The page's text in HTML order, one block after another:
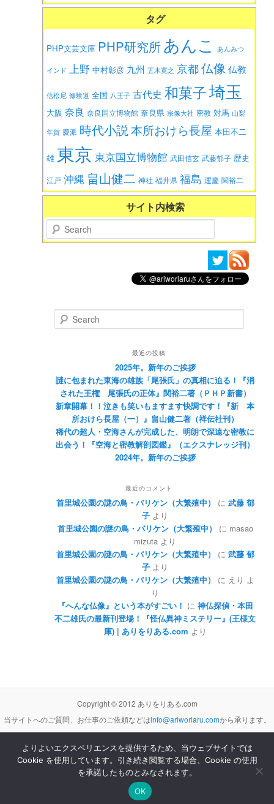
タグ
PHP文芸文庫 PHP研究所あんこ あんみつ
インド 上野 中村彰彦 九州 五木寛之 京都仏像 仏教
信松尼 修験道 全国 八王子 古代史 和菓子埼玉
大阪 奈良 奈良国立博物館 奈良県 宗像大社 密教 対馬 山梨
年賀 慶派 時代小説本所おけら長屋 本田不二
雄 東京 東京国立博物館 武田信玄 武藤郁子 歴史
江戸 沖縄 畠山健二 神社 福井県 福島 運慶 関裕二
サイト内検索
Search
Search
最近の投稿
2025年。新年のご挨拶
謎に包まれた東海の雄族「尾張氏」の真相に迫る！『消
された王権 尾張氏の正体』関裕二著（ＰＨＰ新書）
新章開幕！！泣きも笑いもますます快調です！『新 本
所おけら長屋（一）』畠山健二著（祥伝社刊）
稀代の超人・空海さんが完成した、明朗で深遠な密教に
出会う！『空海と密教解剖図鑑』（エクスナレッジ刊）
2024年。新年のご挨拶
最近のコメント
首里城公園の謎の鳥・バリケン（大繁殖中） に 武藤 郁
子 より
首里城公園の謎の鳥・バリケン（大繁殖中）
に masao
mizuta より
首里城公園の謎の鳥・バリケン（大繁殖中）
に 武藤 郁
子 より
首里城公園の謎の鳥・バリケン（大繁殖中）
に えり よ
り
『へんな仏像』という本がすごい！ に 神仏探偵・本田
不二雄氏の最新刊登場！『怪仏異神ミステリー』(王様文
庫) | ありをりある.com より
Copyright © 2012 ありをりある.com
当サイトへのご質問、お仕事のご依頼などはinfo@ariworiaru.comから承ります。
本サイトの記事・内容は クリエイティブ・コモンズ 表示 - 非営利 - 改変禁止 3.0 非移植 ライセンス
の下に提供します。
Proudly powered by WordPress
よりよいエクスペリエンスを提供するため、当ウェブサイトでは
Cookie を使用しています。引き続き閲覧する場合、Cookie の使用
を承諾したものとみなされます。
OK